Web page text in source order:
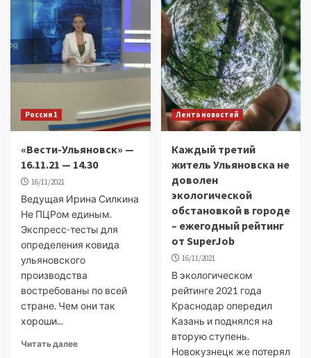
Россия 1
«Вести-Ульяновск» —
16.11.21 — 14.30
16/11/2021
Ведущая Ирина Силкина
Не ПЦРом единым.
Экспресс-тесты для
определения ковида
ульяновского
производства
востребованы по всей
стране. Чем они так
хороши...
Читать далее
Лента новостей
Каждый третий
житель Ульяновска не
доволен
экологической
обстановкой в городе
– ежегодный рейтинг
от SuperJob
16/11/2021
В экологическом
рейтинге 2021 года
Краснодар опередил
Казань и поднялся на
вторую ступень.
Новокузнецк же потерял